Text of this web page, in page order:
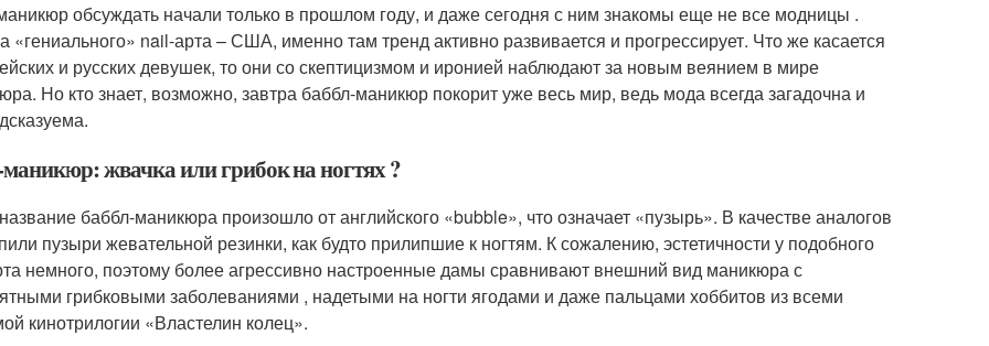
обсуждать начали только в прошлом году, и даже сегодня с ним знакомы еще не все модницы .
«гениального» nail-арта – США, именно там тренд активно развивается и прогрессирует. Что же касается
и русских девушек, то они со скептицизмом и иронией наблюдают за новым веянием в мире
Но кто знает, возможно, завтра баббл-маникюр покорит уже весь мир, ведь мода всегда загадочна и
жвачка или грибок на ногтях ?
баббл-маникюра произошло от английского «bubble», что означает «пузырь». В качестве аналогов
пузыри жевательной резинки, как будто прилипшие к ногтям. К сожалению, эстетичности у подобного
немного, поэтому более агрессивно настроенные дамы сравнивают внешний вид маникюра с
грибковыми заболеваниями , надетыми на ногти ягодами и даже пальцами хоббитов из всеми
кинотрилогии «Властелин колец».